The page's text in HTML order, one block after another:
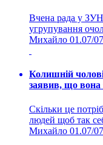
Вчена рада у
угрупування
Михайло 01.07/
Колишній
заявив, що вона
Скільки це
людей щоб так
Михайло 01.07/